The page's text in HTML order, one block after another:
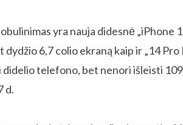
yra nauja didesnė „iPhone
6,7 colio ekraną kaip ir „14
telefono, bet nenori išleisti
d.